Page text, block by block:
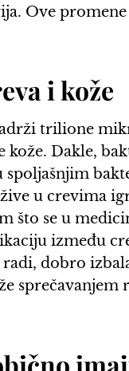
Ove
i kože
trilione
Dakle,
u crevima
što se u
između
dobro
sprečavanjem